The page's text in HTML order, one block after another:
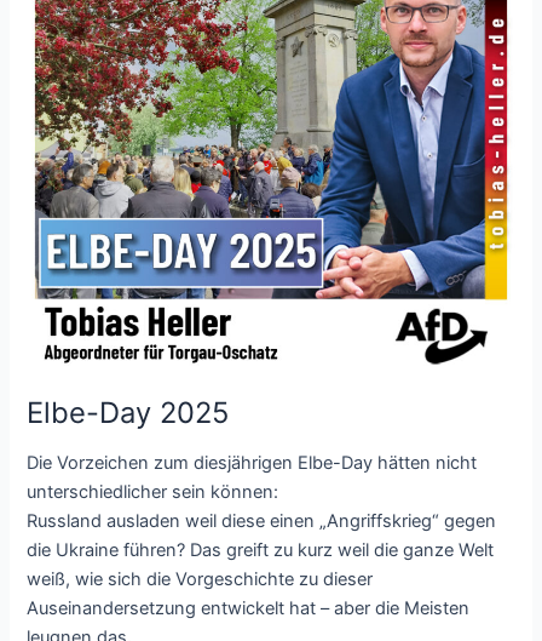
Elbe-Day 2025
Die Vorzeichen zum diesjährigen Elbe-Day hätten nicht
unterschiedlicher sein können:
Russland ausladen weil diese einen „Angriffskrieg“ gegen
die Ukraine führen? Das greift zu kurz weil die ganze Welt
weiß, wie sich die Vorgeschichte zu dieser
Auseinandersetzung entwickelt hat – aber die Meisten